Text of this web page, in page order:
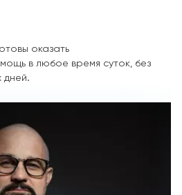
оказать
в любое время суток, без
дней.